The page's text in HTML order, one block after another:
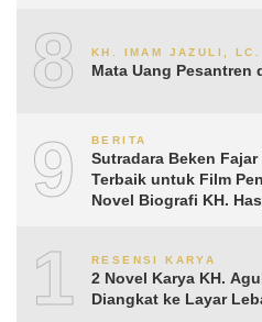
8 KH. IMAM JAZULI, LC.
Mata Uang Pesantren
9 BERITA
Sutradara Beken
Terbaik untuk Film
Novel Biografi KH.
10RESENSI KARYA
2 Novel Karya KH.
Diangkat ke Layar